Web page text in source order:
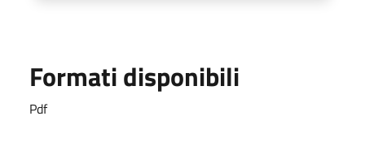
Formati disponibili
Pdf